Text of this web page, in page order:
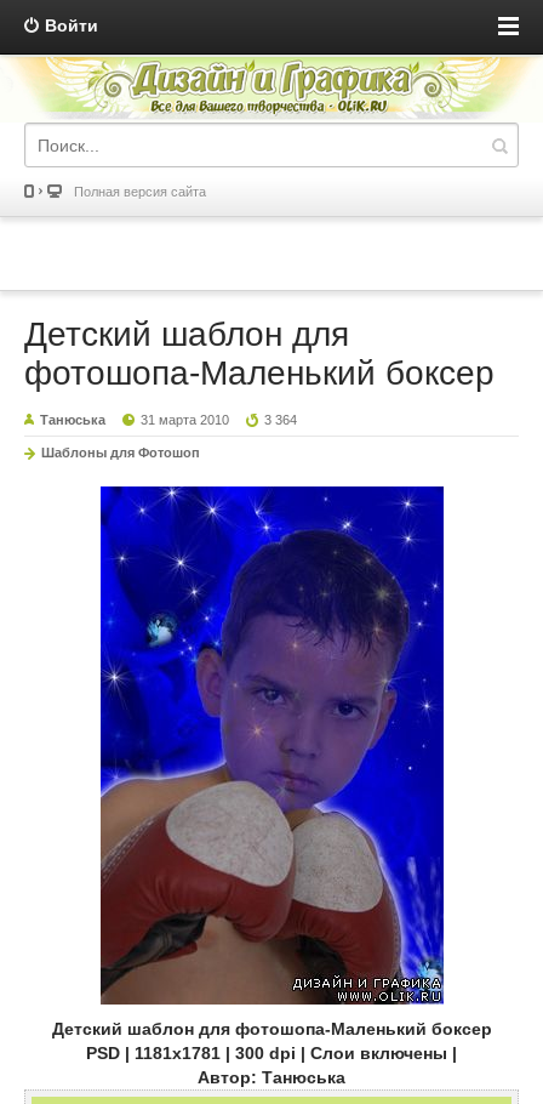
Войти
Полная версия сайта
Детский шаблон для
фотошопа-Маленький боксер
Танюська 31 марта 2010 3 364
Шаблоны для Фотошоп
Детский шаблон для фотошопа-Маленький боксер
PSD | 1181х1781 | 300 dpi | Слои включены |
Автор: Танюська